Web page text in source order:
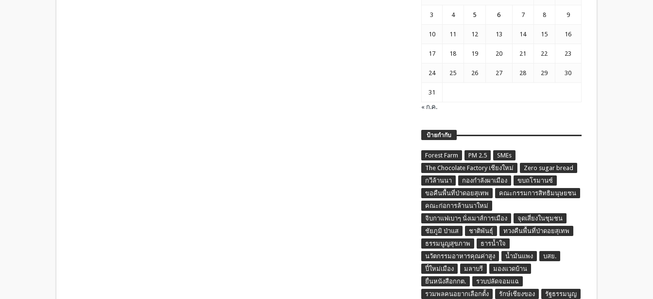
3 4 5 6 7 8 9
10 11 12 13 14 15 16
17 18 19 20 21 22 23
24 25 26 27 28 29 30
31
« ก.ค.
ป้ายกำกับ
Forest Farm PM 2.5
SMEs
The Chocolate Factory เชียงใหม่
Zero sugar bread
กวีล้านนา
กองกำลังผาเมือง
ขบถโรมานซ์
ขอคืนพื้นที่ป่าดอยสุเทพ
คณะกรรมการสิทธิมนุษยชน
คณะก่อการล้านนาใหม่
จิบกาแฟเบาๆ นั่งเมาส์การเมือง
จุดเสี่ยงในชุมชน
ชัยภูมิ ป่าแส
ชาติพันธุ์
ทวงคืนพื้นที่ป่าดอยสุเทพ
ธรรมนูญสุขภาพ
ธารน้ำใจ
นวัตกรรมอาหารคุณค่าสูง
น้ำมันแพง
บสย.
ปี๋ใหม่เมือง
มลาบรี
มองแวดบ้าน
ยื่นหนังสือกกต.
รวบปลัดจอมแฉ
รวมพลคนอยากเลือกตั้ง
รักษ์เชียงของ รัฐธรรมนูญ